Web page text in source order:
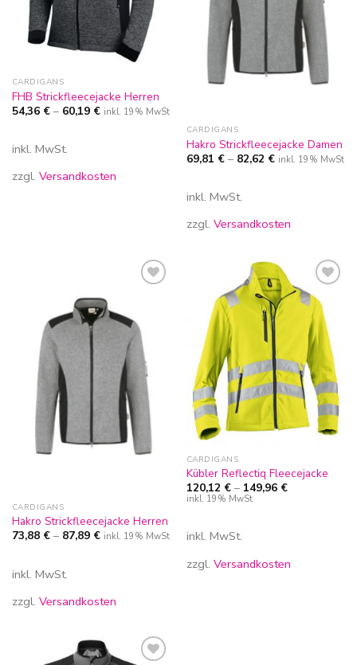
CARDIGANS
FHB Strickfleecejacke Herren
54,36 €– 60,19 € inkl. 19% MwSt
inkl. MwSt.
zzgl. Versandkosten
CARDIGANS
Hakro Strickfleecejacke Damen
69,81 €– 82,62 € inkl. 19% MwSt
inkl. MwSt.
zzgl. Versandkosten
Wunschliste
hinzufügen
CARDIGANS
Hakro Strickfleecejacke Herren
73,88 €– 87,89 € inkl. 19% MwSt
inkl. MwSt.
zzgl. Versandkosten
Zur
Wunschliste
hinzufügen
CARDIGANS
Kübler Reflectiq Fleecejacke
120,12 €– 149,96 €
inkl. 19% MwSt
inkl. MwSt.
zzgl. Versandkosten